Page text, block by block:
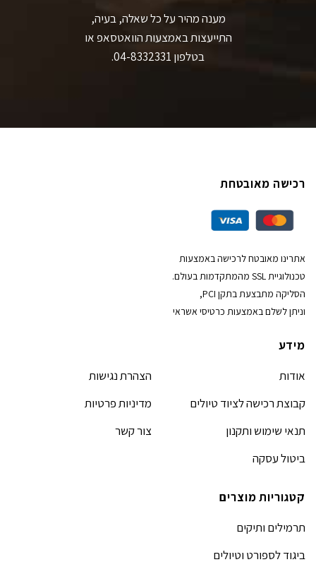
מענה מהיר על כל שאלה, בעיה,
התייעצות באמצעות הוואטסאפ או
בטלפון 04-8332331.
רכישה מאובטחת
אתרינו מאובטח לרכישה באמצעות
טכנולוגיית SSL מהמתקדמות בעולם.
הסליקה מתבצעת בתקן PCI,
וניתן לשלם באמצעות כרטיסי אשראי
מידע
אודות
קבוצת רכישה לציוד טיולים
תנאי שימוש ותקנון
ביטול עסקה
הצהרת נגישות
מדיניות פרטיות
צור קשר
קטגוריות מוצרים
תרמילים ותיקים
ביגוד לספורט וטיולים